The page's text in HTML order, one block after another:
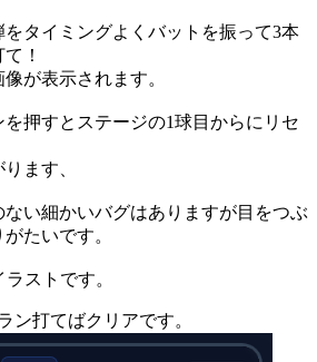
をタイミングよくバットを振って3本
！
が表示されます。
押すとステージの1球目からにリセ
ます、
い細かいバグはありますが目をつぶ
たいです。
ストです。
ン打てばクリアです。